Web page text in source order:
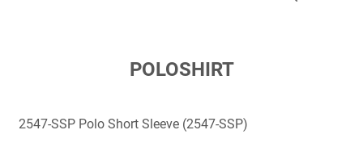
springen
POLOSHIRT
2547-SSP Polo Short Sleeve (2547-SSP)